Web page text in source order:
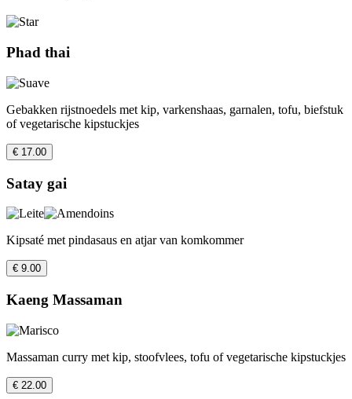
Phad thai
Gebakken rijstnoedels met kip, varkenshaas, garnalen, tofu, biefstuk
of vegetarische kipstuckjes
€ 17.00
Satay gai
Kipsaté met pindasaus en atjar van komkommer
€ 9.00
Kaeng Massaman
Massaman curry met kip, stoofvlees, tofu of vegetarische kipstuckjes
€ 22.00